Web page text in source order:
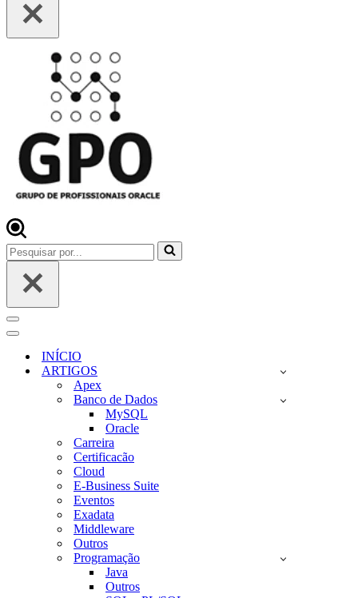
Pesquisar
por...
Menu
de
navegação
Menu
navegaçãoINÍCIO
ARTIGOS
Apex
Banco de Dados
MySQL
Oracle
Carreira
Certificacão
Cloud
E-Business Suite
Eventos
Exadata
Middleware
Outros
Programação
Java
Outros